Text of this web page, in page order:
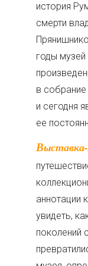
история
смерти
годы
в собрание
и сегодня
ее
Выставка-маршрут построена как
аннотации
увидеть,
поколений